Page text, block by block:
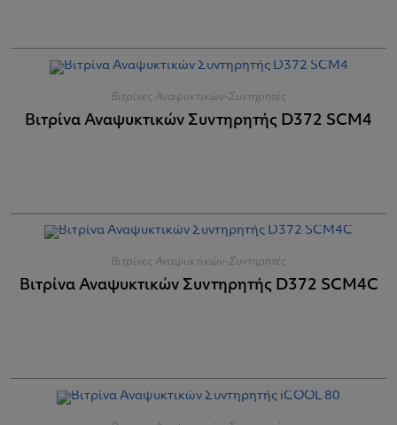
Βιτρίνες Αναψυκτικών-Συντηρητές
Βιτρίνα Αναψυκτικών Συντηρητής D372 SCM4
Βιτρίνες Αναψυκτικών-Συντηρητές
Βιτρίνα Αναψυκτικών Συντηρητής D372 SCM4C